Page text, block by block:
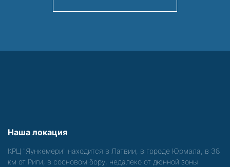
Наша локация
КРЦ "Яункемери" находится в Латвии, в городе Юрмала, в 38
км от Риги, в сосновом бору, недалеко от дюнной зоны